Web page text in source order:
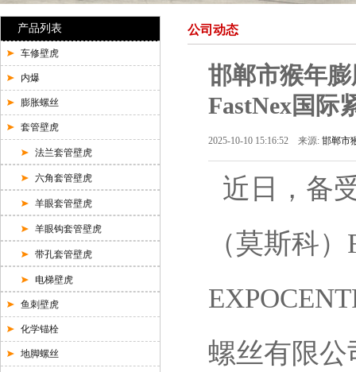
产品列表
车修壁虎
内爆
膨胀螺丝
套管壁虎
法兰套管壁虎
六角套管壁虎
羊眼套管壁虎
羊眼钩套管壁虎
带孔套管壁虎
电梯壁虎
鱼刺壁虎
化学锚栓
地脚螺丝
公司动态
邯郸市猴年
FastNex国际
2025-10-10 15:16:52 来源:邯郸市
近日，备
（莫斯科
螺丝有限